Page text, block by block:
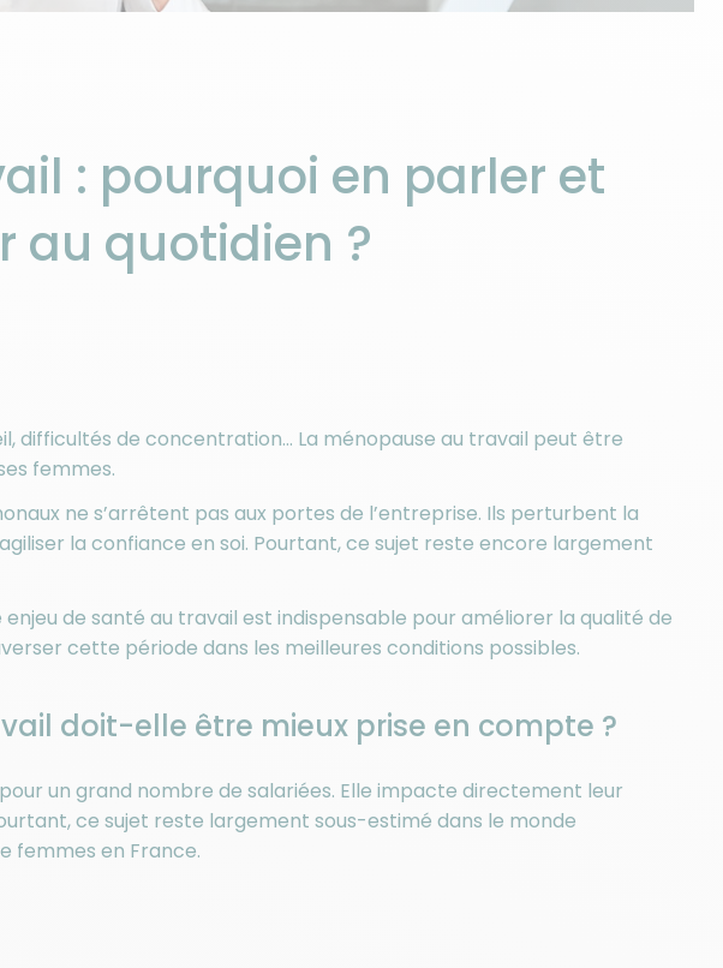
: pourquoi en parler et
au quotidien ?
difficultés de concentration… La ménopause au travail peut être
femmes.
ne s’arrêtent pas aux portes de l’entreprise. Ils perturbent la
la confiance en soi. Pourtant, ce sujet reste encore largement
de santé au travail est indispensable pour améliorer la qualité de
cette période dans les meilleures conditions possibles.
doit-elle être mieux prise en compte ?
un grand nombre de salariées. Elle impacte directement leur
ce sujet reste largement sous-estimé dans le monde
femmes en France.